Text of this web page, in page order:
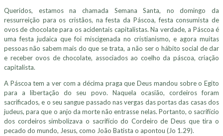
Queridos, estamos na chamada Semana Santa, no domingo da
ressurreição para os cristãos, na festa da Páscoa, festa consumista de
ovos de chocolate para os acidentais capitalistas. Na verdade, a Páscoa é
uma festa judaica que foi miscigenada no cristianismo, e agora muitas
pessoas não sabem mais do que se trata, a não ser o hábito social de dar
e receber ovos de chocolate, associados ao coelho da páscoa, criação
capitalista.
A Páscoa tem a ver com a décima praga que Deus mandou sobre o Egito
para a libertação do seu povo. Naquela ocasião, cordeiros foram
sacrificados, e o seu sangue passado nas vergas das portas das casas dos
judeus, para que o anjo da morte não entrasse nelas. Portanto, o sacrifício
dos cordeiros simbolizava o sacrifício do Cordeiro de Deus que tira o
pecado do mundo, Jesus, como João Batista o apontou (Jo 1.29).